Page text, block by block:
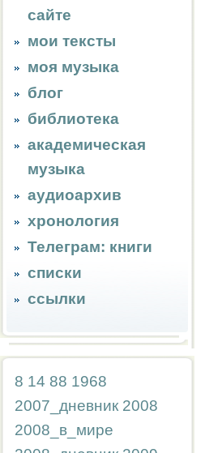
сайте
мои тексты
моя музыка
блог
библиотека
академическая
музыка
аудиоархив
хронология
Телеграм: книги
списки
ссылки
8 14 88 1968
2007_дневник 2008
2008_в_мире